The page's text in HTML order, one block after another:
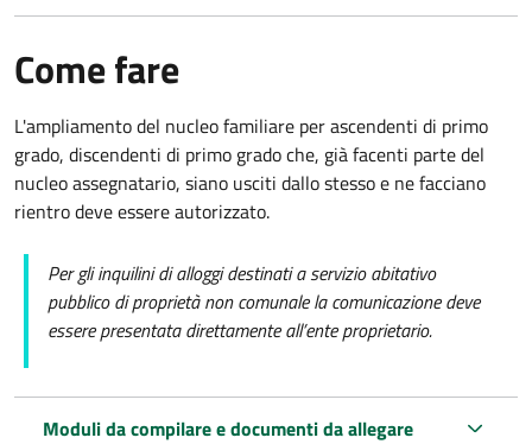
Come fare
L'ampliamento del nucleo familiare per ascendenti di primo
grado, discendenti di primo grado che, già facenti parte del
nucleo assegnatario, siano usciti dallo stesso e ne facciano
rientro deve essere autorizzato.
Per gli inquilini di alloggi destinati a servizio abitativo
pubblico di proprietà non comunale la comunicazione deve
essere presentata direttamente all’ente proprietario.
Moduli da compilare e documenti da allegare